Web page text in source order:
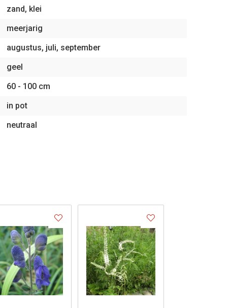
zand, klei
meerjarig
augustus, juli, september
geel
60 - 100 cm
in pot
neutraal